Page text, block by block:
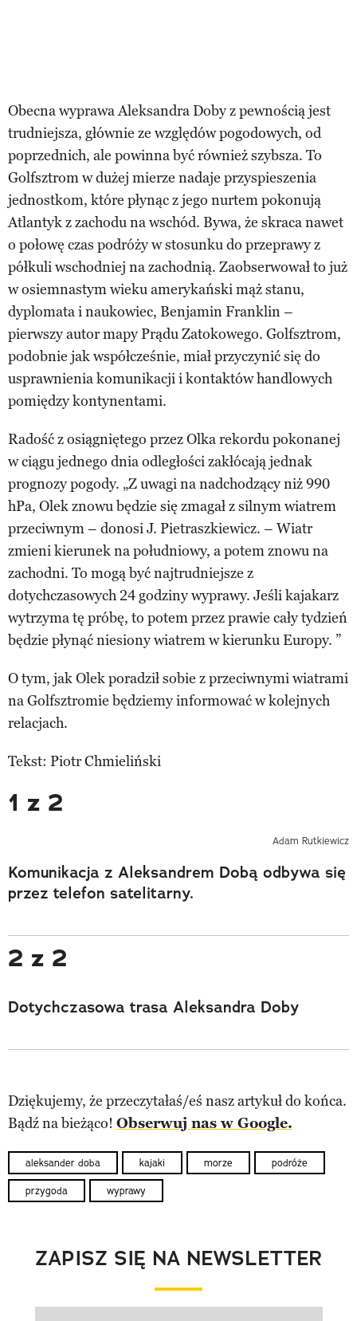
Obecna wyprawa Aleksandra Doby z pewnością jest
trudniejsza, głównie ze względów pogodowych, od
poprzednich, ale powinna być również szybsza. To
Golfsztrom w dużej mierze nadaje przyspieszenia
jednostkom, które płynąc z jego nurtem pokonują
Atlantyk z zachodu na wschód. Bywa, że skraca nawet
o połowę czas podróży w stosunku do przeprawy z
półkuli wschodniej na zachodnią. Zaobserwował to już
w osiemnastym wieku amerykański mąż stanu,
dyplomata i naukowiec, Benjamin Franklin –
pierwszy autor mapy Prądu Zatokowego. Golfsztrom,
podobnie jak współcześnie, miał przyczynić się do
usprawnienia komunikacji i kontaktów handlowych
pomiędzy kontynentami.
Radość z osiągniętego przez Olka rekordu pokonanej
w ciągu jednego dnia odległości zakłócają jednak
prognozy pogody. „Z uwagi na nadchodzący niż 990
hPa, Olek znowu będzie się zmagał z silnym wiatrem
przeciwnym – donosi J. Pietraszkiewicz. – Wiatr
zmieni kierunek na południowy, a potem znowu na
zachodni. To mogą być najtrudniejsze z
dotychczasowych 24 godziny wyprawy. Jeśli kajakarz
wytrzyma tę próbę, to potem przez prawie cały tydzień
będzie płynąć niesiony wiatrem w kierunku Europy. ”
O tym, jak Olek poradził sobie z przeciwnymi wiatrami
na Golfsztromie będziemy informować w kolejnych
relacjach.
Tekst: Piotr Chmieliński
1 z 2
Adam Rutkiewicz
Komunikacja z Aleksandrem Dobą odbywa się
przez telefon satelitarny.
2 z 2
Dotychczasowa trasa Aleksandra Doby
Dziękujemy, że przeczytałaś/eś nasz artykuł do końca.
Bądź na bieżąco! Obserwuj nas w Google.
aleksander doba kajaki morze podróże
przygoda wyprawy
ZAPISZ SIĘ NA NEWSLETTER